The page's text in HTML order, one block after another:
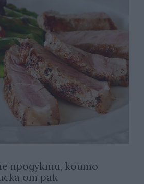
продукти, които
от рак